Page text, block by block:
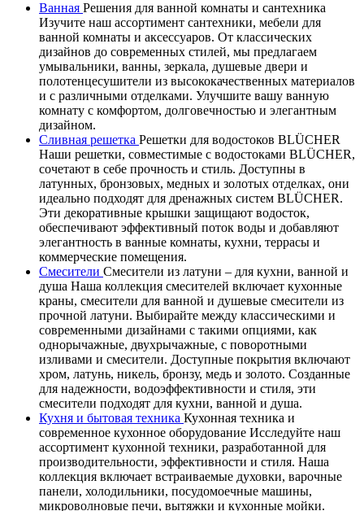
Ванная Решения для ванной комнаты и сантехника
Изучите наш ассортимент сантехники, мебели для
ванной комнаты и аксессуаров. От классических
дизайнов до современных стилей, мы предлагаем
умывальники, ванны, зеркала, душевые двери и
полотенцесушители из высококачественных материалов
и с различными отделками. Улучшите вашу ванную
комнату с комфортом, долговечностью и элегантным
дизайном.
Сливная решетка Решетки для водостоков BLÜCHER
Наши решетки, совместимые с водостоками BLÜCHER,
сочетают в себе прочность и стиль. Доступны в
латунных, бронзовых, медных и золотых отделках, они
идеально подходят для дренажных систем BLÜCHER.
Эти декоративные крышки защищают водосток,
обеспечивают эффективный поток воды и добавляют
элегантность в ванные комнаты, кухни, террасы и
коммерческие помещения.
Смесители Смесители из латуни – для кухни, ванной и
душа Наша коллекция смесителей включает кухонные
краны, смесители для ванной и душевые смесители из
прочной латуни. Выбирайте между классическими и
современными дизайнами с такими опциями, как
однорычажные, двухрычажные, с поворотными
изливами и смесители. Доступные покрытия включают
хром, латунь, никель, бронзу, медь и золото. Созданные
для надежности, водоэффективности и стиля, эти
смесители подходят для кухни, ванной и душа.
Кухня и бытовая техника Кухонная техника и
современное кухонное оборудование Исследуйте наш
ассортимент кухонной техники, разработанной для
производительности, эффективности и стиля. Наша
коллекция включает встраиваемые духовки, варочные
панели, холодильники, посудомоечные машины,
микроволновые печи, вытяжки и кухонные мойки.